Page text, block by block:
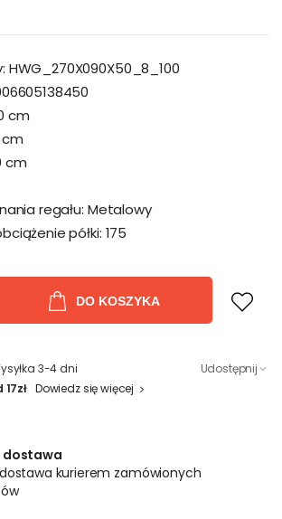
HWG_270X090X50_8_100
cm
cm
regału: Metalowy
półki: 175
DO KOSZYKA
3-4 dni
Dowiedz się więcej
Udostępnij
dostawa
kurierem zamówionych